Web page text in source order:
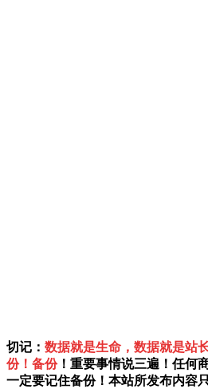
切记： 数据就是生命，数据就是站
份！备份！重要事情说三遍！任何
一定要记住备份！本站所发布内容